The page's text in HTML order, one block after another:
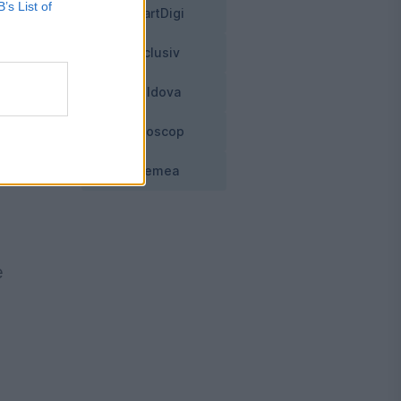
List of
SmartDigi
Exclusiv
Moldova
Horoscop
Vremea